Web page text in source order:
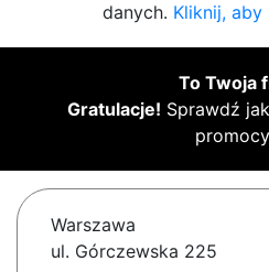
danych. Kliknij,
To Twoja
Gratulacje! Sprawdź
Warszawa
ul. Górczewska 225